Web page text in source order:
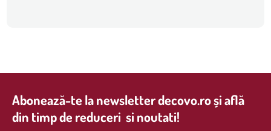
Abonează-te la newsletter decovo.ro și află
din timp de reduceri si noutati!